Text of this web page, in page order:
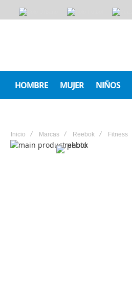
HOMBRE MUJER NIÑOS
Inicio Marcas Reebok Fitness